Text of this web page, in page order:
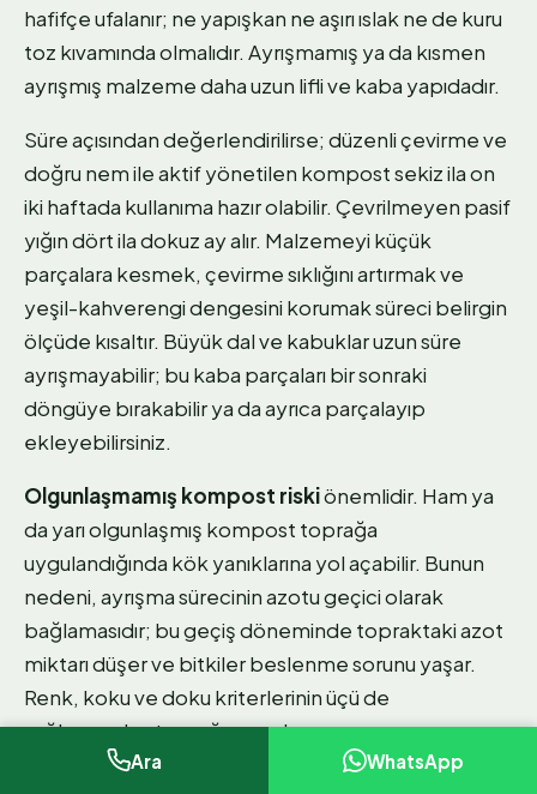
hafifçe ufalanır; ne yapışkan ne aşırı ıslak ne de kuru
toz kıvamında olmalıdır. Ayrışmamış ya da kısmen
ayrışmış malzeme daha uzun lifli ve kaba yapıdadır.
Süre açısından değerlendirilirse; düzenli çevirme ve
doğru nem ile aktif yönetilen kompost sekiz ila on
iki haftada kullanıma hazır olabilir. Çevrilmeyen pasif
yığın dört ila dokuz ay alır. Malzemeyi küçük
parçalara kesmek, çevirme sıklığını artırmak ve
yeşil-kahverengi dengesini korumak süreci belirgin
ölçüde kısaltır. Büyük dal ve kabuklar uzun süre
ayrışmayabilir; bu kaba parçaları bir sonraki
döngüye bırakabilir ya da ayrıca parçalayıp
ekleyebilirsiniz.
Olgunlaşmamış kompost riskiönemlidir. Ham ya
da yarı olgunlaşmış kompost toprağa
uygulandığında kök yanıklarına yol açabilir. Bunun
nedeni, ayrışma sürecinin azotu geçici olarak
bağlamasıdır; bu geçiş döneminde topraktaki azot
miktarı düşer ve bitkiler beslenme sorunu yaşar.
Renk, koku ve doku kriterlerinin üçü de
sağlanmadan toprağa uygulamayın.
Ara WhatsApp